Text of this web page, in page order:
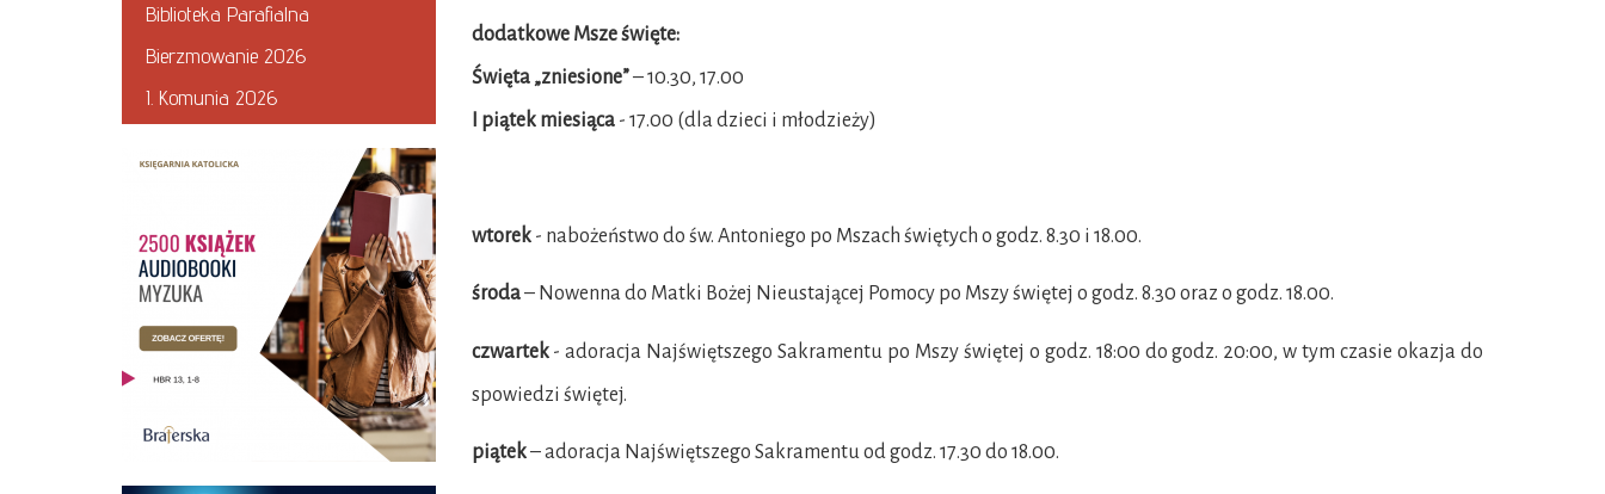
Biblioteka Parafialna
Bierzmowanie 2026
I. Komunia 2026
dodatkowe Msze święte:
Święta „zniesione”– 10.30, 17.00
I piątek miesiąca- 17.00 (dla dzieci i młodzieży)
wtorek- nabożeństwo do św. Antoniego po Mszach świętych o godz. 8.30 i 18.00.
środa– Nowenna do Matki Bożej Nieustającej Pomocy po Mszy świętej o godz. 8.30 oraz o godz. 18.00.
czwartek- adoracja Najświętszego Sakramentu po Mszy świętej o godz. 18:00 do godz. 20:00, w tym czasie okazja do
spowiedzi świętej.
piątek– adoracja Najświętszego Sakramentu od godz. 17.30 do 18.00.